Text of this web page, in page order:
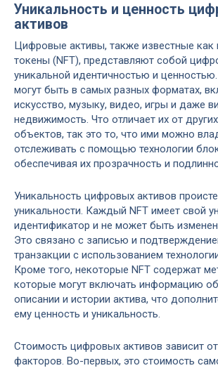
Уникальность и ценность
активов
Цифровые активы, также известные как
токены (NFT), представляют собой
уникальной идентичностью и
могут быть в самых разных форматах,
искусство, музыку, видео, игры и даже
недвижимость. Что отличает их от
объектов, так это то, что ими можно
отслеживать с помощью технологии
обеспечивая их прозрачность и
Уникальность цифровых активов
уникальности. Каждый NFT имеет свой
идентификатор и не может быть изменен
Это связано с записью и
транзакции с использованием
Кроме того, некоторые NFT содержат
которые могут включать информацию
описании и истории актива, что
ему ценность и уникальность.
Стоимость цифровых активов зависит
факторов. Во-первых, это стоимость